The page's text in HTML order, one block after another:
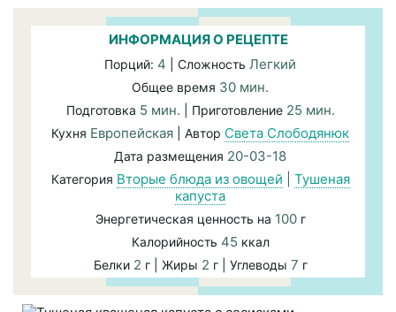
ИНФОРМАЦИЯ О РЕЦЕПТЕ
Порций: 4 | Сложность Легкий
Общее время 30 мин.
Подготовка 5 мин. | Приготовление 25 мин.
Кухня Европейская | Автор Света Слободянюк
Дата размещения 20-03-18
Категория Вторые блюда из овощей
Тушеная
капуста
Энергетическая ценность на 100г
Калорийность 45 ккал
Белки 2 г | Жиры 2 г | Углеводы 7 г